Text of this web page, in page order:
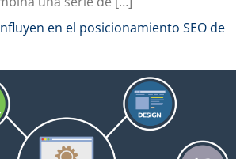
en el posicionamiento SEO de